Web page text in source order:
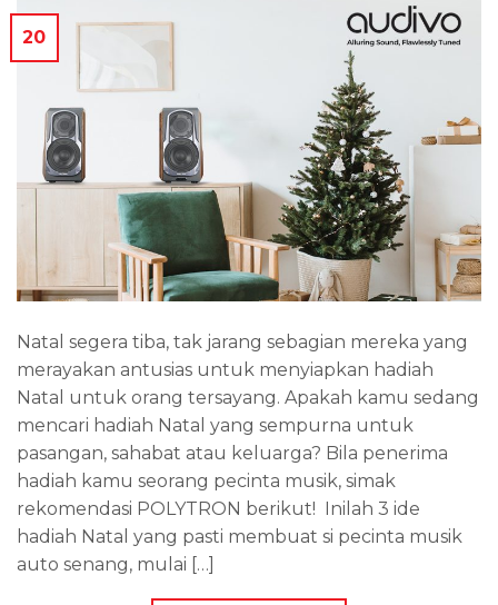
20
Natal segera tiba, tak jarang sebagian mereka yang
merayakan antusias untuk menyiapkan hadiah
Natal untuk orang tersayang. Apakah kamu sedang
mencari hadiah Natal yang sempurna untuk
pasangan, sahabat atau keluarga? Bila penerima
hadiah kamu seorang pecinta musik, simak
rekomendasi POLYTRON berikut! Inilah 3 ide
hadiah Natal yang pasti membuat si pecinta musik
auto senang, mulai […]